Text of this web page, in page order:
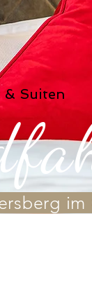
& Suiten
im